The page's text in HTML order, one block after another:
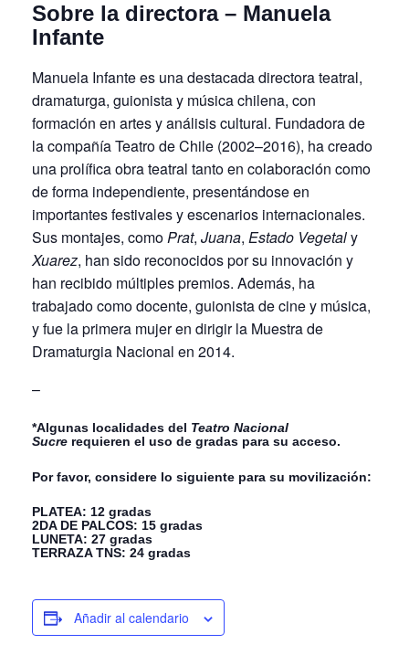
Sobre la directora – Manuela
Infante
Manuela Infante es una destacada directora teatral,
dramaturga, guionista y música chilena, con
formación en artes y análisis cultural. Fundadora de
la compañía Teatro de Chile (2002–2016), ha creado
una prolífica obra teatral tanto en colaboración como
de forma independiente, presentándose en
importantes festivales y escenarios internacionales.
Sus montajes, comoPrat, Juana, Estado Vegetaly
Xuarez, han sido reconocidos por su innovación y
han recibido múltiples premios. Además, ha
trabajado como docente, guionista de cine y música,
y fue la primera mujer en dirigir la Muestra de
Dramaturgia Nacional en 2014.
–
*Algunas localidades del Teatro Nacional
Sucre requieren el uso de gradas para su acceso.
Por favor, considere lo siguiente para su movilización:
PLATEA: 12 gradas
2DA DE PALCOS: 15 gradas
LUNETA: 27 gradas
TERRAZA TNS: 24 gradas
Añadir al calendario